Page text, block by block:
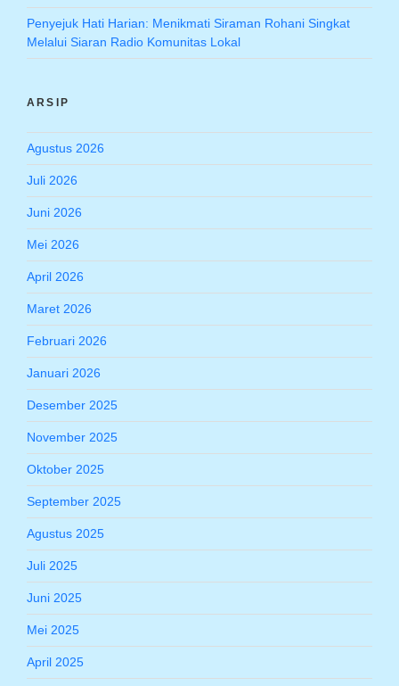
Penyejuk Hati Harian: Menikmati Siraman Rohani Singkat
Melalui Siaran Radio Komunitas Lokal
ARSIP
Agustus 2026
Juli 2026
Juni 2026
Mei 2026
April 2026
Maret 2026
Februari 2026
Januari 2026
Desember 2025
November 2025
Oktober 2025
September 2025
Agustus 2025
Juli 2025
Juni 2025
Mei 2025
April 2025